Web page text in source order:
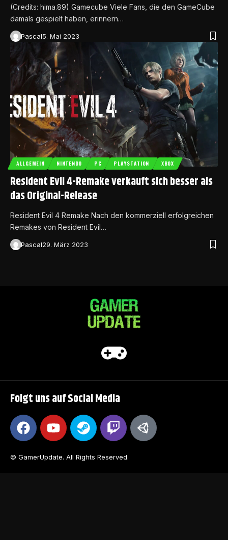
(Credits: hima.89) Gamecube Viele Fans, die den GameCube
damals gespielt haben, erinnern…
Pascal5. Mai 2023
ALLGEMEIN NINTENDO PC PLAYSTATION XBOX
Resident Evil 4-Remake verkauft sich besser als
das Original-Release
Resident Evil 4 Remake Nach den kommerziell erfolgreichen
Remakes von Resident Evil…
Pascal29. März 2023
Folgt uns auf Social Media
© GamerUpdate. All Rights Reserved.